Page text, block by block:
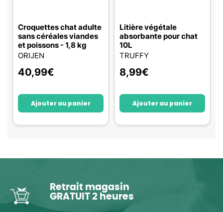
Croquettes chat adulte
sans céréales viandes
et poissons - 1,8 kg
ORIJEN
40,99€
Ajouter au panier
Litière végétale
absorbante pour chat
10L
TRUFFY
8,99€
Ajouter au panier
Retrait magasin
GRATUIT 2 heures